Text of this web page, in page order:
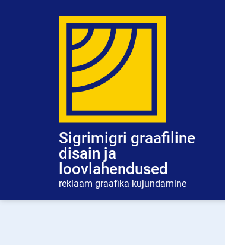
Sigrimigri graafiline
disain ja
loovlahendused
reklaam graafika kujundamine